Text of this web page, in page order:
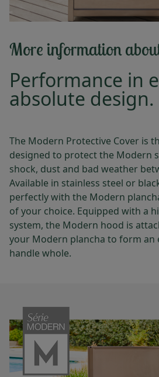
More information
Performance in
absolute design.
The Modern Protective Cover is
designed to protect the Modern
shock, dust and bad weather
Available in stainless steel or
perfectly with the Modern
of your choice. Equipped with a
system, the Modern hood is
your Modern plancha to form an
handle whole.